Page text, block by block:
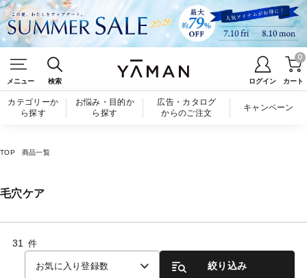
メニュー 検索 ログイン カート
0
カテゴリーか
ら探す
お悩み・目的か
ら探す
広告・カタログ
からのご注文
キャンペーン
TOP 商品一覧
毛穴ケア
31 件
お気に入り登録数 絞り込み